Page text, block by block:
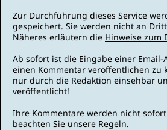
Zur Durchführung dieses Service
gespeichert. Sie werden nicht an
Näheres erläutern die Hinweise zum
Ab sofort ist die Eingabe einer
einen Kommentar veröffentlichen zu
nur durch die Redaktion einsehbar
veröffentlicht!
Ihre Kommentare werden nicht
beachten Sie unsere Regeln.